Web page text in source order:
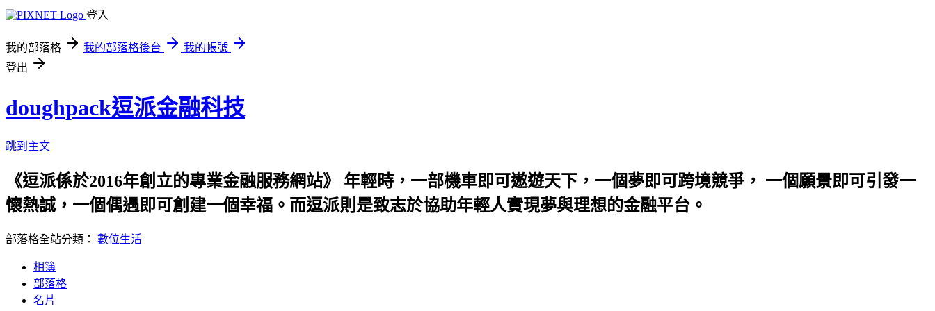
登入
我的部落格 我的部落格後台
我的帳號
登出
doughpack逗派金融科技
跳到主文
《逗派係於2016年創立的專業金融服務網站》
年輕時，一部機車即可遨遊天下，一個夢即可跨境競爭， 一個願景即可引發一
懷熱誠，一個偶遇即可創建一個幸福。而逗派則是致志於協助年輕人實現夢與理想的金融平台。
部落格全站分類： 數位生活
相簿
部落格
名片